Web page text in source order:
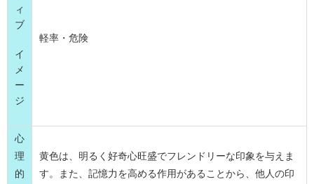
ィ
ブ
イ
メ
ー
ジ
軽率・危険
心
理
的
黄色は、明るく好奇心旺盛でフレンドリーな印象を与えま
す。また、記憶力を高める作用があることから、他人の印